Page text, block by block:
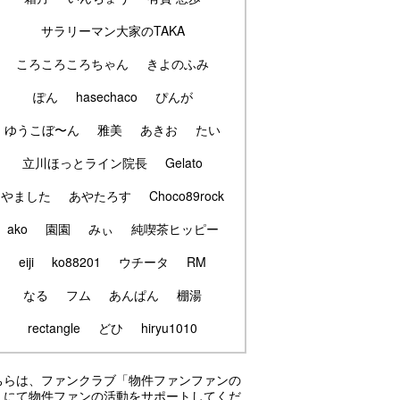
サラリーマン大家のTAKA
ころころころちゃん
きよのふみ
ぽん
hasechaco
ぴんが
ゆうこぼ〜ん
雅美 あきお
たい
立川ほっとライン院長
Gelato
やました
あやたろす
Choco89rock
ako
園園 みぃ
純喫茶ヒッピー
eiji
ko88201 ウチータ
RM
なる
フム あんぱん
棚湯
rectangle
どひ hiryu1010
らは、ファンクラブ「物件ファンファンの
にて物件ファンの活動をサポートしてくだ